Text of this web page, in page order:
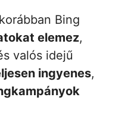
Bing
elemez,
valós idejű
ingyenes,